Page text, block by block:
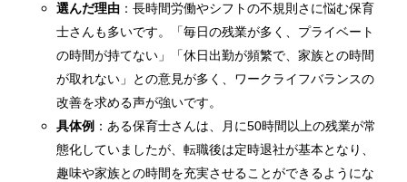
選んだ理由 ：長時間労働やシフトの不規則さに悩む保育
士さんも多いです。「毎日の残業が多く、プライベート
の時間が持てない」「休日出勤が頻繁で、家族との時間
が取れない」との意見が多く、ワークライフバランスの
改善を求める声が強いです。
具体例 ：ある保育士さんは、月に50時間以上の残業が常
態化していましたが、転職後は定時退社が基本となり、
趣味や家族との時間を充実させることができるようにな